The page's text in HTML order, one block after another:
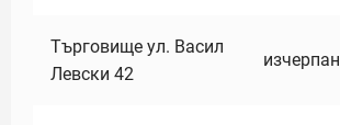
Търговище ул. Васил
Левски 42
изчерпан